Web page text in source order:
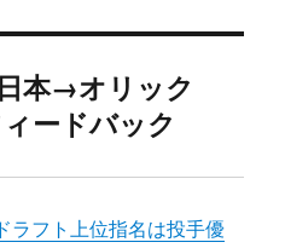
本→オリック
ードバック
ラフト上位指名は投手優